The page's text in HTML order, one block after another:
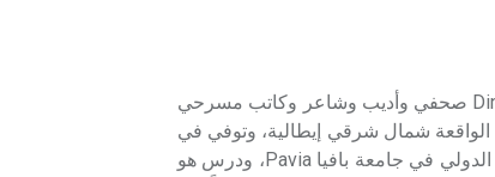
بوتزاتي (دينو ـ) (1906 ـ 1972) دينو بوتزاتي Dino Buzzati صحفي وأديب وشاعر وكاتب مسرحي
وناقد فني ورسّام إيطالي. ولد في مدينة بِلّلونو Belluno الواقعة شمال شرقي إيطالية، وتوفي في
ميلانو Milano إثر مرض عضال. كان أبوه أستاذ القانون الدولي في جامعة بافيا Pavia، ودرس هو